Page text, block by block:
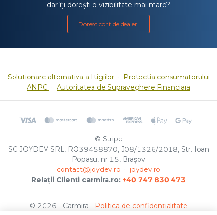
dar îți dorești o vizibilitate mai mare?
Doresc cont de dealer!
Solutionare alternativa a litigiilor · Protectia consumatorului
ANPC · Autoritatea de Supraveghere Financiara
© Stripe
SC JOYDEV SRL, RO39458870, J08/1326/2018, Str. Ioan
Popasu, nr 15, Brașov
contact@joydev.ro · joydev.ro
Relații Clienți carmira.ro: +40 747 830 473
© 2026 - Carmira - Politica de confidențialitate